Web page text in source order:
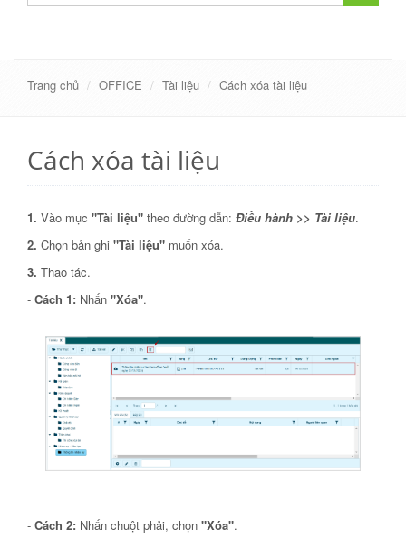
Trang chủ OFFICE Tài liệu Cách xóa tài liệu
Cách xóa tài liệu
1. Vào mục "Tài liệu" theo đường dẫn: Điều hành >> Tài liệu.
2. Chọn bản ghi "Tài liệu" muốn xóa.
3. Thao tác.
- Cách 1: Nhấn "Xóa".
- Cách 2: Nhấn chuột phải, chọn "Xóa".